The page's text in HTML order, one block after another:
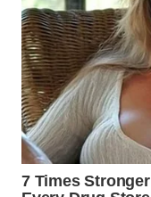
NIAS
WN
LANGKAT
WN
TAPANULI
SELATAN